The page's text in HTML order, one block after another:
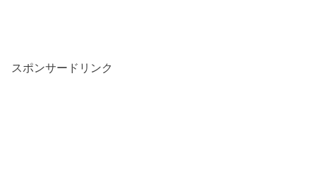
スポンサードリンク